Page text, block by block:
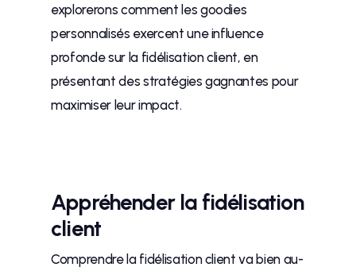
explorerons comment les goodies
personnalisés exercent une influence
profonde sur la fidélisation client, en
présentant des stratégies gagnantes pour
maximiser leur impact.
Appréhender la fidélisation
client
Comprendre la fidélisation client va bien au-